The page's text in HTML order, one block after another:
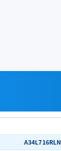
A34L716RLN